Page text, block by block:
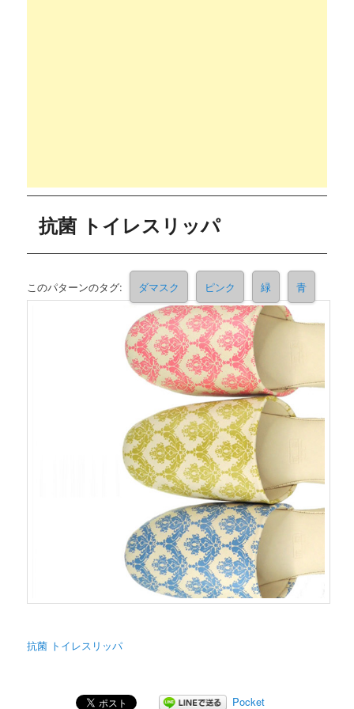
抗菌 トイレスリッパ
このパターンのタグ: ダマスク ピンク 緑 青
抗菌 トイレスリッパ
Pocket